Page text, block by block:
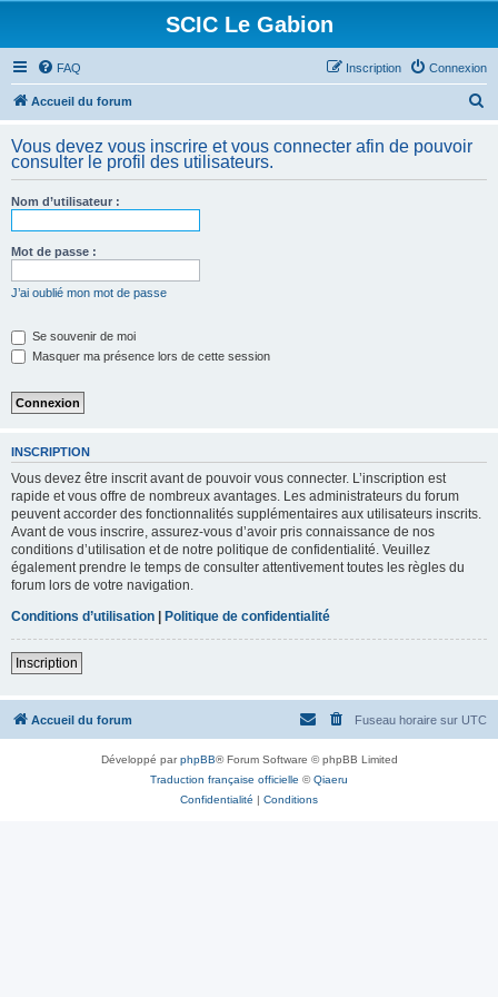
SCIC Le Gabion
FAQ Connexion
Inscription
Accueil du forum
h
Vous devez vous inscrire et vous connecter afin de pouvoir
consulter le profil des utilisateurs.
Nom d’utilisateur :
Mot de passe :
J’ai oublié mon mot de passe
Se souvenir de moi
Masquer ma présence lors de cette session
INSCRIPTION
Vous devez être inscrit avant de pouvoir vous connecter. L’inscription est
rapide et vous offre de nombreux avantages. Les administrateurs du forum
peuvent accorder des fonctionnalités supplémentaires aux utilisateurs inscrits.
Avant de vous inscrire, assurez-vous d’avoir pris connaissance de nos
conditions d’utilisation et de notre politique de confidentialité. Veuillez
également prendre le temps de consulter attentivement toutes les règles du
forum lors de votre navigation.
Conditions d’utilisation | Politique de confidentialité
Inscription
Accueil du forum Fuseau horaire sur UTC
Développé parphpBB® Forum Software © phpBB Limited
Traduction française officielle ©Qiaeru
Confidentialité | Conditions